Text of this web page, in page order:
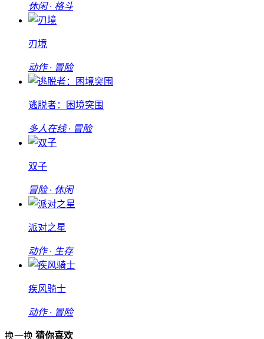
休闲 · 格斗
刃境
动作 · 冒险
逃脱者：困境突围
多人在线 · 冒险
双子
冒险 · 休闲
派对之星
动作 · 生存
疾风骑士
动作 · 冒险
换一换 猜你喜欢